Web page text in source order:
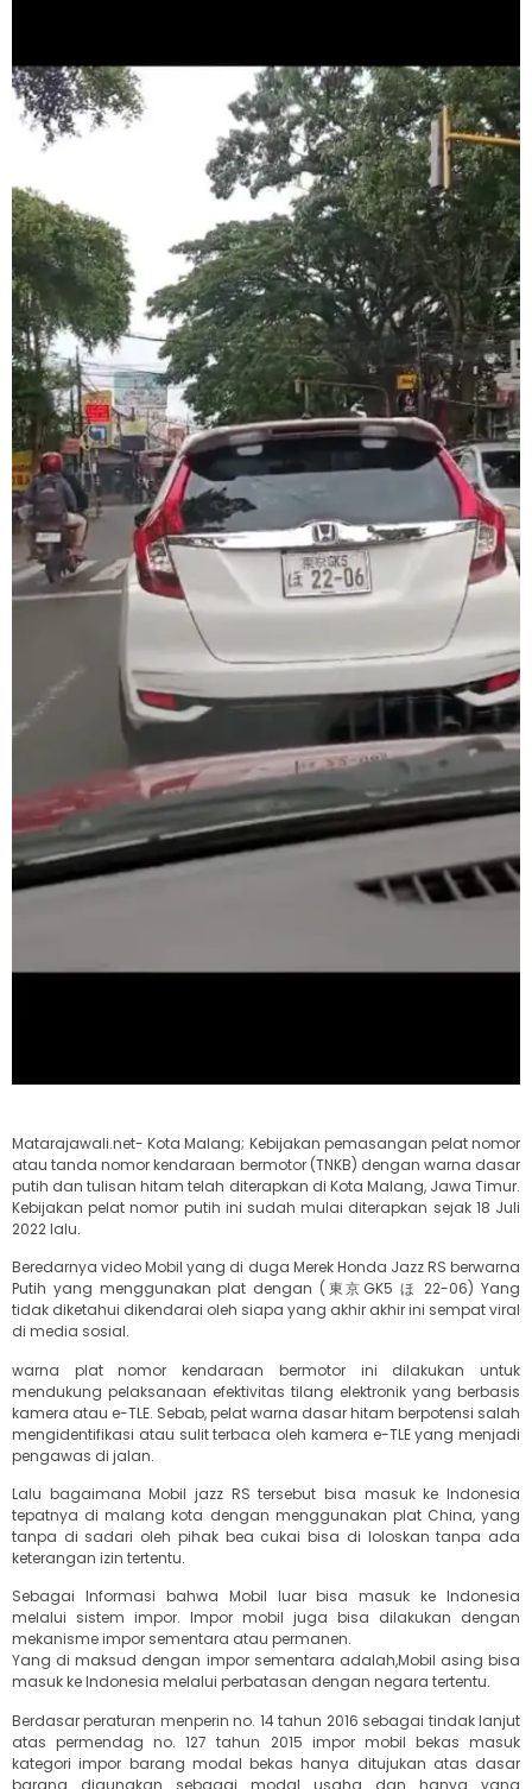
Matarajawali.net- Kota Malang; Kebijakan pemasangan pelat nomor
atau tanda nomor kendaraan bermotor (TNKB) dengan warna dasar
putih dan tulisan hitam telah diterapkan di Kota Malang, Jawa Timur.
Kebijakan pelat nomor putih ini sudah mulai diterapkan sejak 18 Juli
2022 lalu.
Beredarnya video Mobil yang di duga Merek Honda Jazz RS berwarna
Putih yang menggunakan plat dengan (東京GK5 ほ 22-06) Yang
tidak diketahui dikendarai oleh siapa yang akhir akhir ini sempat viral
di media sosial.
warna plat nomor kendaraan bermotor ini dilakukan untuk
mendukung pelaksanaan efektivitas tilang elektronik yang berbasis
kamera atau e-TLE. Sebab, pelat warna dasar hitam berpotensi salah
mengidentifikasi atau sulit terbaca oleh kamera e-TLE yang menjadi
pengawas di jalan.
Lalu bagaimana Mobil jazz RS tersebut bisa masuk ke Indonesia
tepatnya di malang kota dengan menggunakan plat China, yang
tanpa di sadari oleh pihak bea cukai bisa di loloskan tanpa ada
keterangan izin tertentu.
Sebagai Informasi bahwa Mobil luar bisa masuk ke Indonesia
melalui sistem impor. Impor mobil juga bisa dilakukan dengan
mekanisme impor sementara atau permanen.
Yang di maksud dengan impor sementara adalah,Mobil asing bisa
masuk ke Indonesia melalui perbatasan dengan negara tertentu.
Berdasar peraturan menperin no. 14 tahun 2016 sebagai tindak lanjut
atas permendag no. 127 tahun 2015 impor mobil bekas masuk
kategori impor barang modal bekas hanya ditujukan atas dasar
barang digunakan sebagai modal usaha dan hanya yang